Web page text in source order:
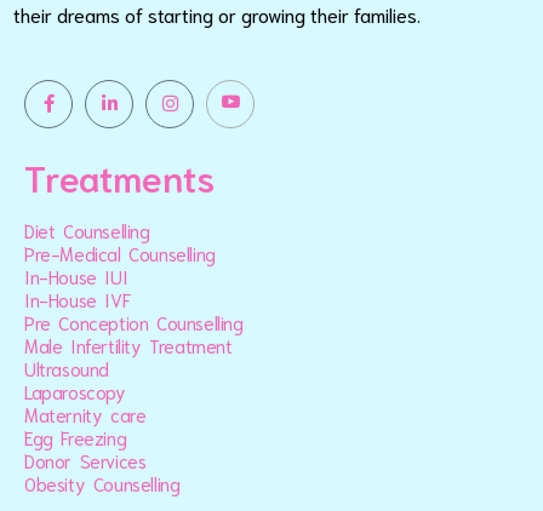
their dreams of starting or growing their families.
Treatments
Diet Counselling
Pre-Medical Counselling
In-House IUI
In-House IVF
Pre Conception Counselling
Male Infertility Treatment
Ultrasound
Laparoscopy
Maternity care
Egg Freezing
Donor Services
Obesity Counselling